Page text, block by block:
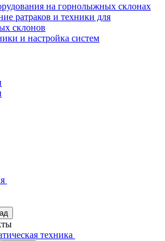
на горнолыжных склонах
ратраков и техники для
склонов
и настройка систем
техника